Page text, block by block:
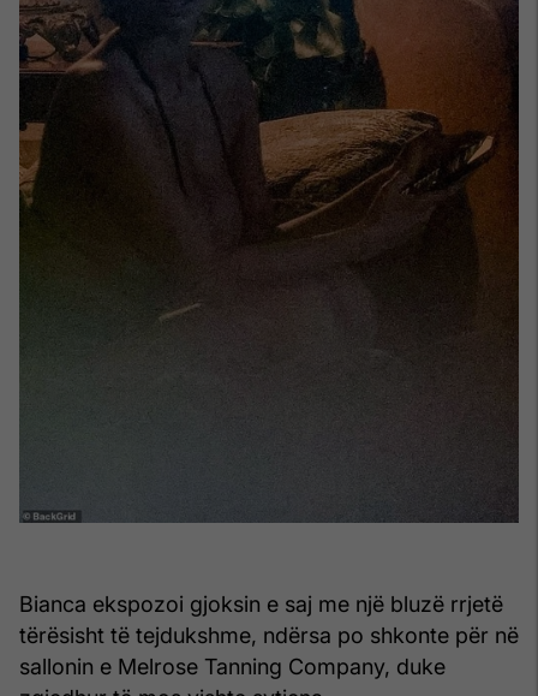
Bianca ekspozoi gjoksin e saj me një bluzë rrjetë
tërësisht të tejdukshme, ndërsa po shkonte për në
sallonin e Melrose Tanning Company, duke